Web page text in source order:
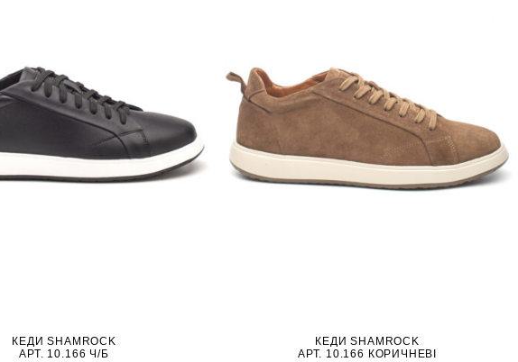
КЕДИ SHAMROCK
АРТ. 10.166 Ч/Б
КЕДИ SHAMROCK
АРТ. 10.166 КОРИЧНЕВІ